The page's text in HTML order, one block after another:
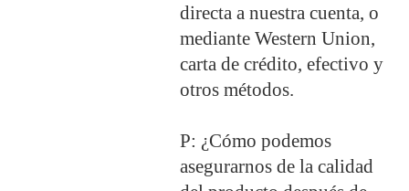
directa a nuestra cuenta, o
mediante Western Union,
carta de crédito, efectivo y
otros métodos.
P: ¿Cómo podemos
asegurarnos de la calidad